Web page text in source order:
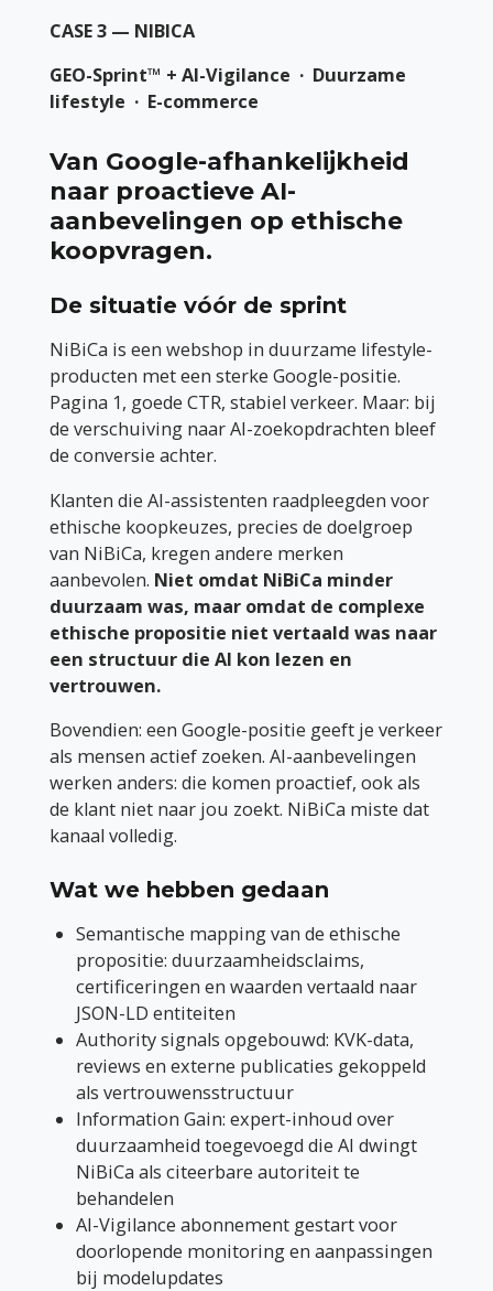
CASE 3 — NIBICA
GEO-Sprint™ + AI-Vigilance · Duurzame
lifestyle · E-commerce
Van Google-afhankelijkheid
naar proactieve AI-
aanbevelingen op ethische
koopvragen.
De situatie vóór de sprint
NiBiCa is een webshop in duurzame lifestyle-
producten met een sterke Google-positie.
Pagina 1, goede CTR, stabiel verkeer. Maar: bij
de verschuiving naar AI-zoekopdrachten bleef
de conversie achter.
Klanten die AI-assistenten raadpleegden voor
ethische koopkeuzes, precies de doelgroep
van NiBiCa, kregen andere merken
aanbevolen. Niet omdat NiBiCa minder
duurzaam was, maar omdat de complexe
ethische propositie niet vertaald was naar
een structuur die AI kon lezen en
vertrouwen.
Bovendien: een Google-positie geeft je verkeer
als mensen actief zoeken. AI-aanbevelingen
werken anders: die komen proactief, ook als
de klant niet naar jou zoekt. NiBiCa miste dat
kanaal volledig.
Wat we hebben gedaan
Semantische mapping van de ethische
propositie: duurzaamheidsclaims,
certificeringen en waarden vertaald naar
JSON-LD entiteiten
Authority signals opgebouwd: KVK-data,
reviews en externe publicaties gekoppeld
als vertrouwensstructuur
Information Gain: expert-inhoud over
duurzaamheid toegevoegd die AI dwingt
NiBiCa als citeerbare autoriteit te
behandelen
AI-Vigilance abonnement gestart voor
doorlopende monitoring en aanpassingen
bij modelupdates